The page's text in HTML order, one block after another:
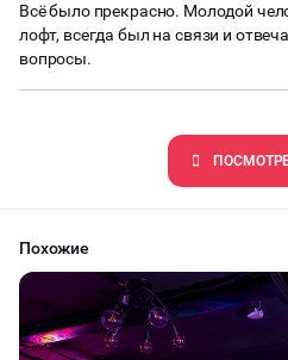
Всё было прекрасно. Молодой
лофт, всегда был на связи и
вопросы.
Похожие